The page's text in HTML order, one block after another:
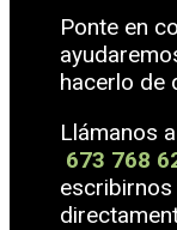
Ponte en
hacerlo de
Llámanos
673 768
escribirnos